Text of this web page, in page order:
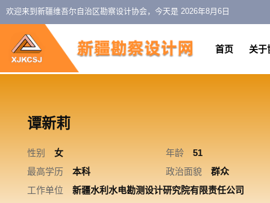
欢迎来到新疆维吾尔自治区勘察设计协会，今天是 2026年8月6日
首页 关于
谭新莉
性别 女 年龄
51
最高学历
本科 政治面貌
群众
工作单位
新疆水利水电勘测设计研究院有限责任公司